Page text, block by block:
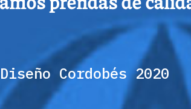
Cordobés 2020